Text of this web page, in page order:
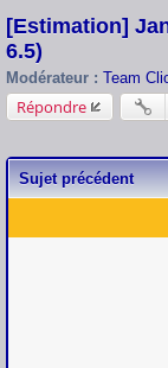
[Estimation] Jantes toles clio 1 (type cup mais en
6.5)
Modérateur : Team
Répondre
Sujet précédent